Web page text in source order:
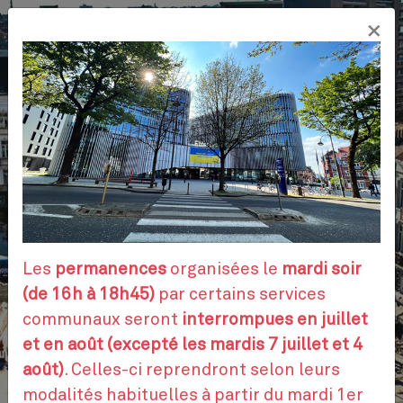
Aller
contenu
principal
VOS DÉMARCHES
RENDEZ-VOUS
CONTACTEZ-NOUS
FR
×
Les permanences organisées le mardi soir
(de 16h à 18h45) par certains services
communaux seront interrompues en juillet
et en août (excepté les mardis 7 juillet et 4
août). Celles-ci reprendront selon leurs
modalités habituelles à partir du mardi 1er